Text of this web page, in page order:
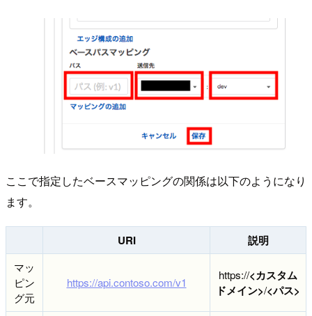
ここで指定したベースマッピングの関係は以下のようになり
ます。
URI 説明
マッ
ピン
グ元
https://api.contoso.com/v1
https://<カスタム
ドメイン>/<パス>